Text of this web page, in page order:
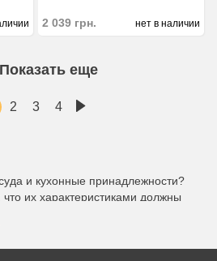
2 039 грн. нет в наличии
Показать еще
2 3 4
и кухонные принадлежности?
их характеристиками должны
цена. Именно такой является